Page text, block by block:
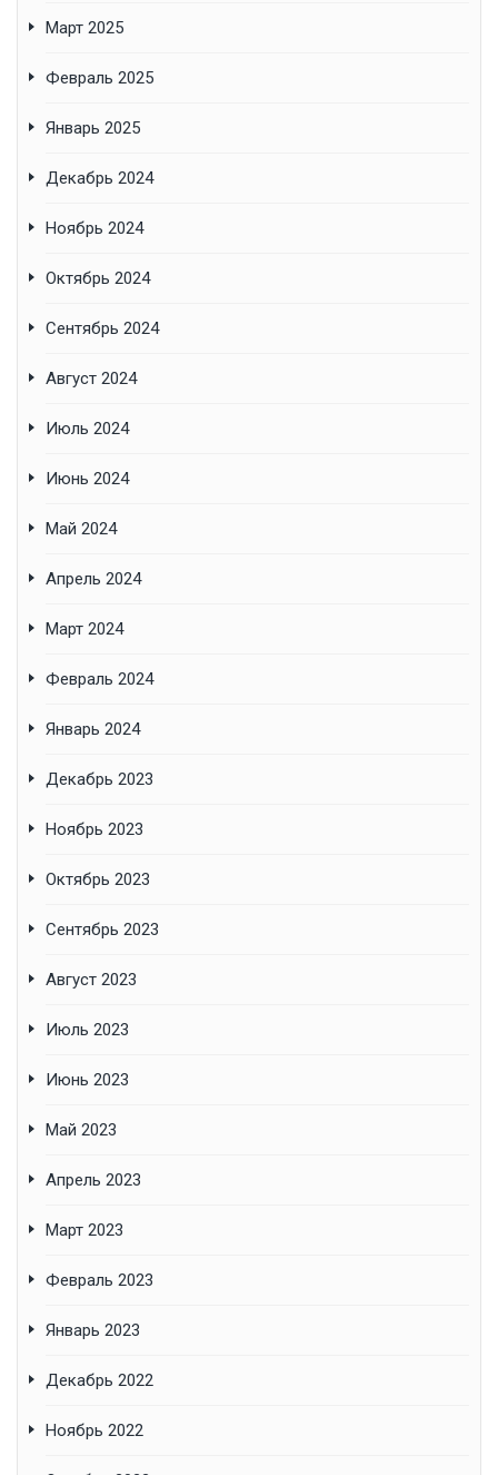
Март 2025
Февраль 2025
Январь 2025
Декабрь 2024
Ноябрь 2024
Октябрь 2024
Сентябрь 2024
Август 2024
Июль 2024
Июнь 2024
Май 2024
Апрель 2024
Март 2024
Февраль 2024
Январь 2024
Декабрь 2023
Ноябрь 2023
Октябрь 2023
Сентябрь 2023
Август 2023
Июль 2023
Июнь 2023
Май 2023
Апрель 2023
Март 2023
Февраль 2023
Январь 2023
Декабрь 2022
Ноябрь 2022